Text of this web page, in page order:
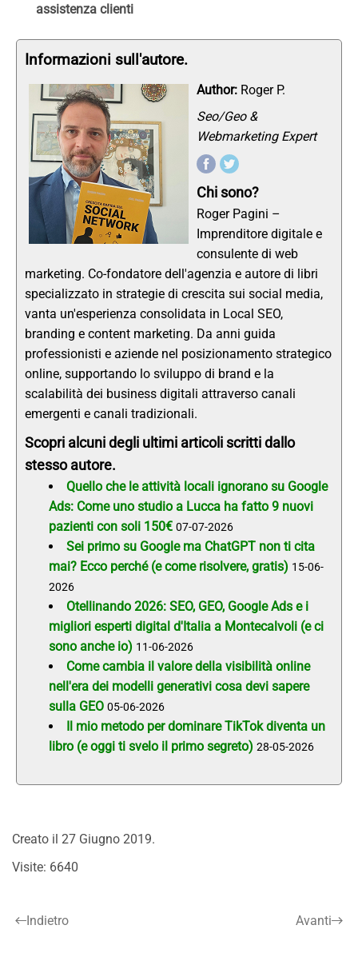
assistenza clienti
Informazioni sull'autore.
Author: Roger P.
Seo/Geo &
Webmarketing Expert
Chi sono?
Roger Pagini –
Imprenditore digitale e
consulente di web
marketing. Co-fondatore dell'agenzia e autore di libri
specializzato in strategie di crescita sui social media,
vanta un'esperienza consolidata in Local SEO,
branding e content marketing. Da anni guida
professionisti e aziende nel posizionamento strategico
online, supportando lo sviluppo di brand e la
scalabilità dei business digitali attraverso canali
emergenti e canali tradizionali.
Scopri alcuni degli ultimi articoli scritti dallo
stesso autore.
Quello che le attività locali ignorano su Google
Ads: Come uno studio a Lucca ha fatto 9 nuovi
pazienti con soli 150€ 07-07-2026
Sei primo su Google ma ChatGPT non ti cita
mai? Ecco perché (e come risolvere, gratis) 15-06-
2026
Otellinando 2026: SEO, GEO, Google Ads e i
migliori esperti digital d'Italia a Montecalvoli (e ci
sono anche io) 11-06-2026
Come cambia il valore della visibilità online
nell'era dei modelli generativi cosa devi sapere
sulla GEO 05-06-2026
Il mio metodo per dominare TikTok diventa un
libro (e oggi ti svelo il primo segreto) 28-05-2026
Creato il 27 Giugno 2019.
Visite: 6640
Indietro Avanti